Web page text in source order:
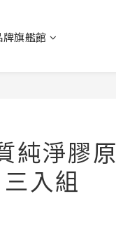
牌旗艦館
純淨膠原
入組